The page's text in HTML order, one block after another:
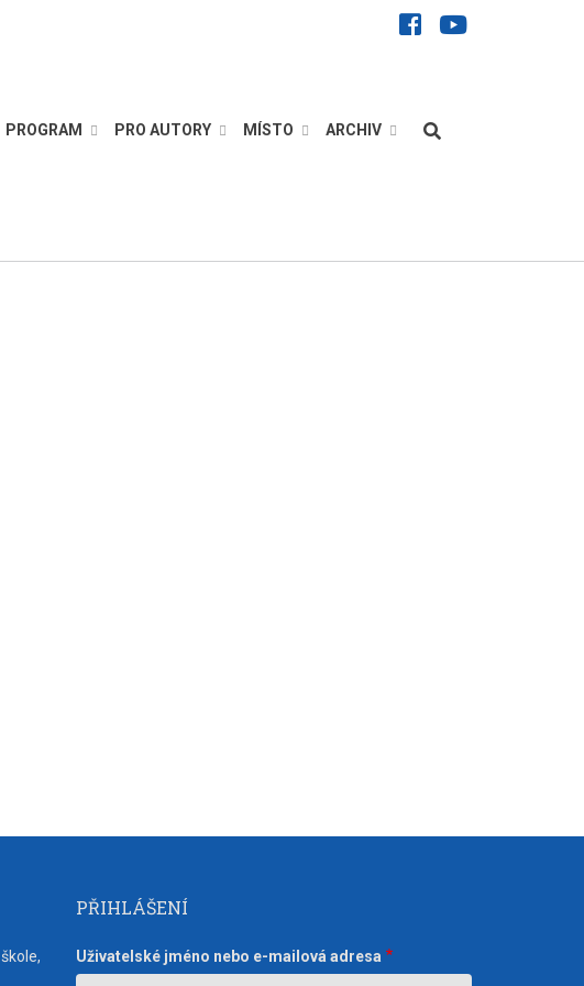
facebookyoutube
Hledat
PROGRAM PRO AUTORY MÍSTO ARCHIV
PŘIHLÁŠENÍ
Uživatelské jméno nebo e-mailová adresa